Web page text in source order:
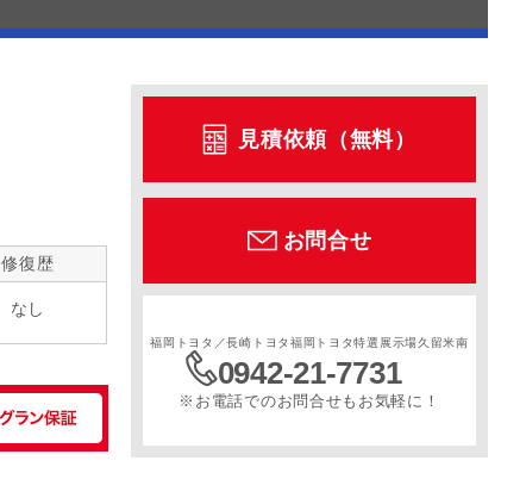
修復歴
なし
見積依頼（無料）
お問合せ
福岡トヨタ／長崎トヨタ福岡トヨタ特選展示場久留米南
0942-21-7731
※お電話でのお問合せもお気軽に！